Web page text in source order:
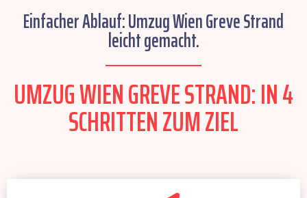
Einfacher Ablauf: Umzug Wien Greve Strand
leicht gemacht.
UMZUG WIEN GREVE STRAND: IN 4
SCHRITTEN ZUM ZIEL